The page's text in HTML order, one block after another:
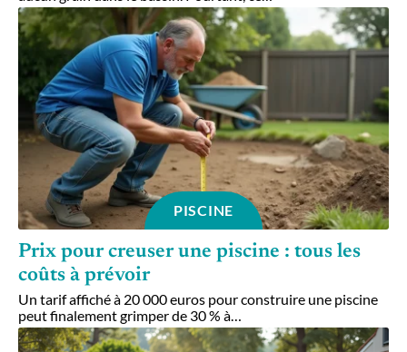
PISCINE
Prix pour creuser une piscine : tous les
coûts à prévoir
Un tarif affiché à 20 000 euros pour construire une piscine
peut finalement grimper de 30 % à